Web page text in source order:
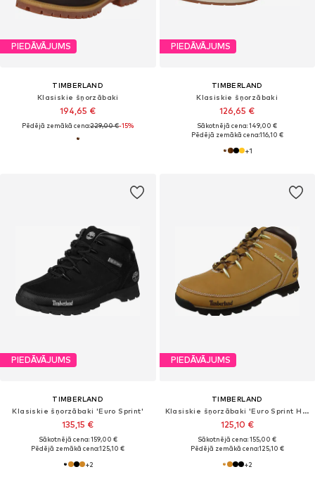
PIEDĀVĀJUMS
TIMBERLAND
Klasiskie šņorzābaki
194,65 €
Pēdējā zemākā cena:229,00 €-15%
PIEDĀVĀJUMS
TIMBERLAND
Klasiskie šņorzābaki
126,65 €
Sākotnējā cena: 149,00 €
Pēdējā zemākā cena:116,10 €
+1
PIEDĀVĀJUMS
TIMBERLAND
Klasiskie šņorzābaki 'Euro Sprint'
135,15 €
Sākotnējā cena: 159,00 €
Pēdējā zemākā cena:125,10 €
+2
PIEDĀVĀJUMS
TIMBERLAND
Klasiskie šņorzābaki 'Euro Sprint Hiker'
125,10 €
Sākotnējā cena: 155,00 €
Pēdējā zemākā cena:125,10 €
+2